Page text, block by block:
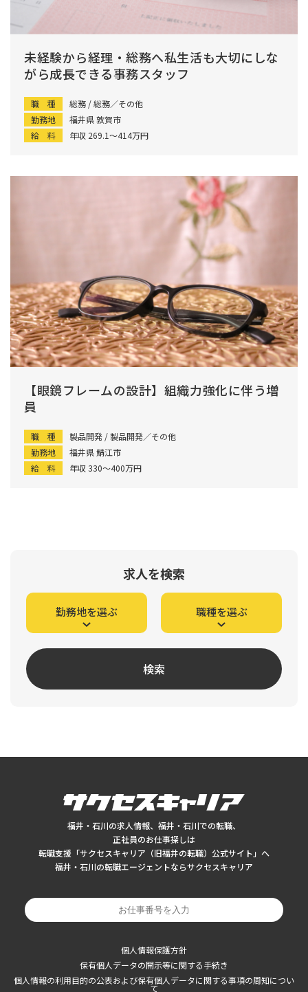
未経験から経理・総務へ私生活も大切にしな
がら成長できる事務スタッフ
職 種
総務 / 総務／その他
勤務地
福井県 敦賀市
給 料
年収 269.1〜414万円
【眼鏡フレームの設計】組織力強化に伴う増
員
職 種
製品開発 / 製品開発／その他
勤務地
福井県 鯖江市
給 料
年収 330〜400万円
求人を検索
勤務地を選ぶ 職種を選ぶ
検索
福井・石川の求人情報、福井・石川での転職、
正社員のお仕事探しは
転職支援「サクセスキャリア（旧福井の転職）公式サイト」へ
福井・石川の転職エージェントならサクセスキャリア
個人情報保護方針
保有個人データの開示等に関する手続き
個人情報の利用目的の公表および保有個人データに関する事項の周知につい
て